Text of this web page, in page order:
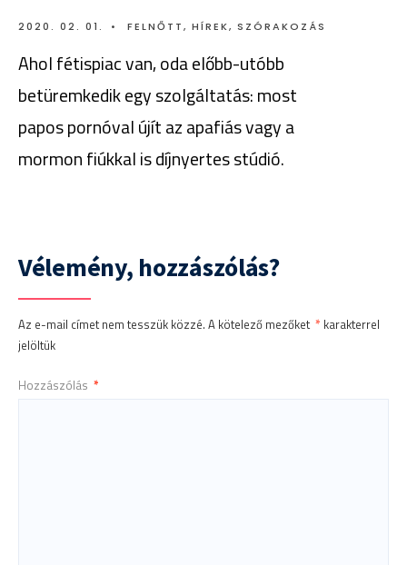
2020. 02. 01. • FELNŐTT, HÍREK, SZÓRAKOZÁS
Ahol fétispiac van, oda előbb-utóbb
betüremkedik egy szolgáltatás: most
papos pornóval újít az apafiás vagy a
mormon fiúkkal is díjnyertes stúdió.
Vélemény, hozzászólás?
Az e-mail címet nem tesszük közzé. A kötelező mezőket * karakterrel
jelöltük
Hozzászólás *